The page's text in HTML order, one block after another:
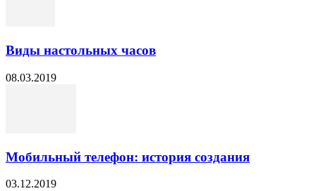
Виды настольных часов
08.03.2019
Мобильный телефон: история создания
03.12.2019